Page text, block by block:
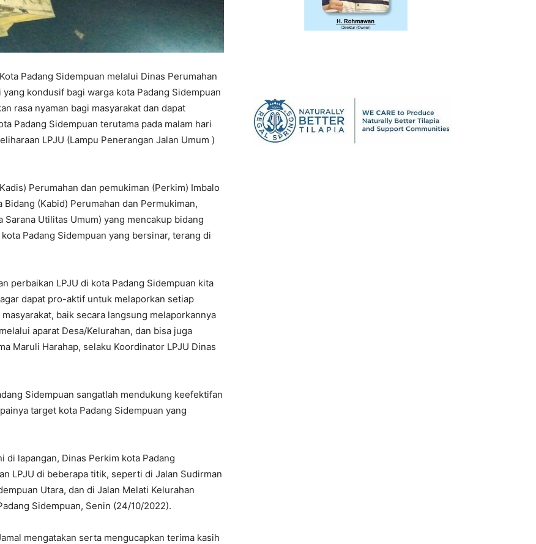
Padang Sidempuan melalui Dinas Perumahan
kondusif bagi warga kota Padang Sidempuan
rasa nyaman bagi masyarakat dan dapat
Padang Sidempuan terutama pada malam hari
LPJU (Lampu Penerangan Jalan Umum )
Perumahan dan pemukiman (Perkim) Imbalo
(Kabid) Perumahan dan Permukiman,
Utilitas Umum) yang mencakup bidang
Padang Sidempuan yang bersinar, terang di
perbaikan LPJU di kota Padang Sidempuan kita
dapat pro-aktif untuk melaporkan setiap
baik secara langsung melaporkannya
aparat Desa/Kelurahan, dan bisa juga
Maruli Harahap, selaku Koordinator LPJU Dinas
Sidempuan sangatlah mendukung keefektifan
target kota Padang Sidempuan yang
di lapangan, Dinas Perkim kota Padang
LPJU di beberapa titik, seperti di Jalan Sudirman
Utara, dan di Jalan Melati Kelurahan
Sidempuan, Senin (24/10/2022).
mengatakan serta mengucapkan terima kasih